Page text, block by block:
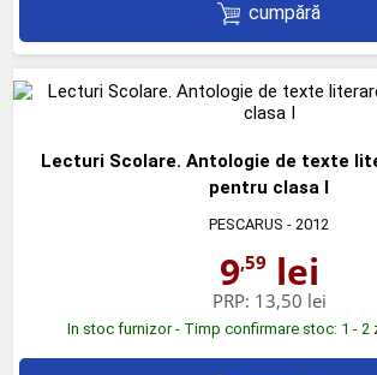
cumpără
Lecturi Scolare. Antologie de texte
pentru clasa I
PESCARUS - 2012
9,59 lei
PRP: 13,50 lei
In stoc furnizor - Timp confirmare stoc: 1 - 2